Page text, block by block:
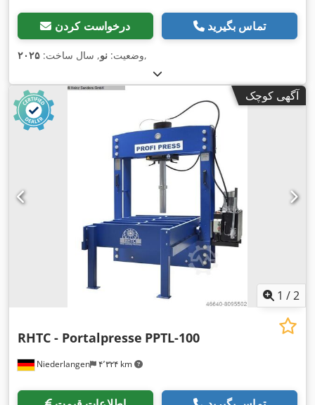
درخواست کردن تماس بگیرید
وضعیت: نو, سال ساخت: ۲۰۲۵ ,
آگهی کوچک
1 /2
Niederlangen ۴٬۳۲۴ km
RHTC - Portalpresse PPTL-100